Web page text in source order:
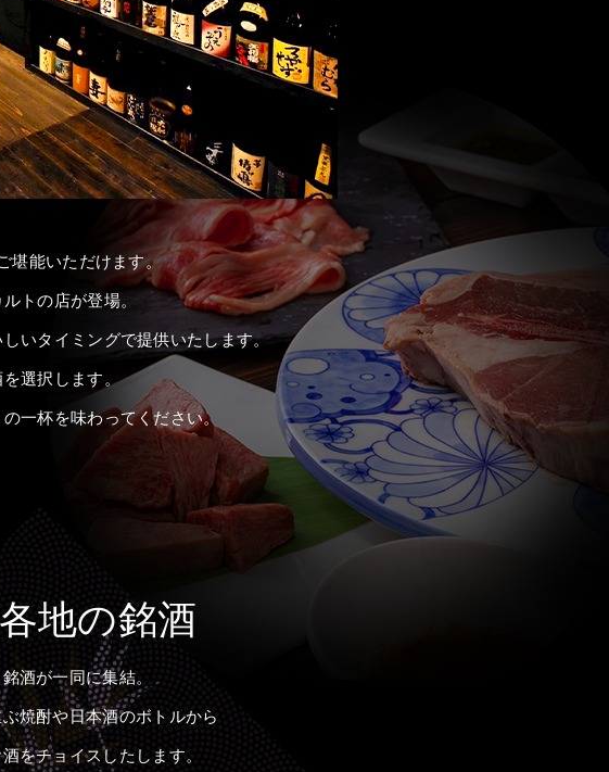
堪能いただけます。
トの店が登場。
いタイミングで提供いたします。
選択します。
一杯を味わってください。
地の銘酒
酒が一同に集結。
焼酎や日本酒のボトルから
をチョイスしたします。